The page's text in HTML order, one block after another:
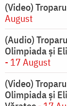
(Video)
August
(Audio)
Olimpiada și
- 17 August
(Video)
Olimpiada și